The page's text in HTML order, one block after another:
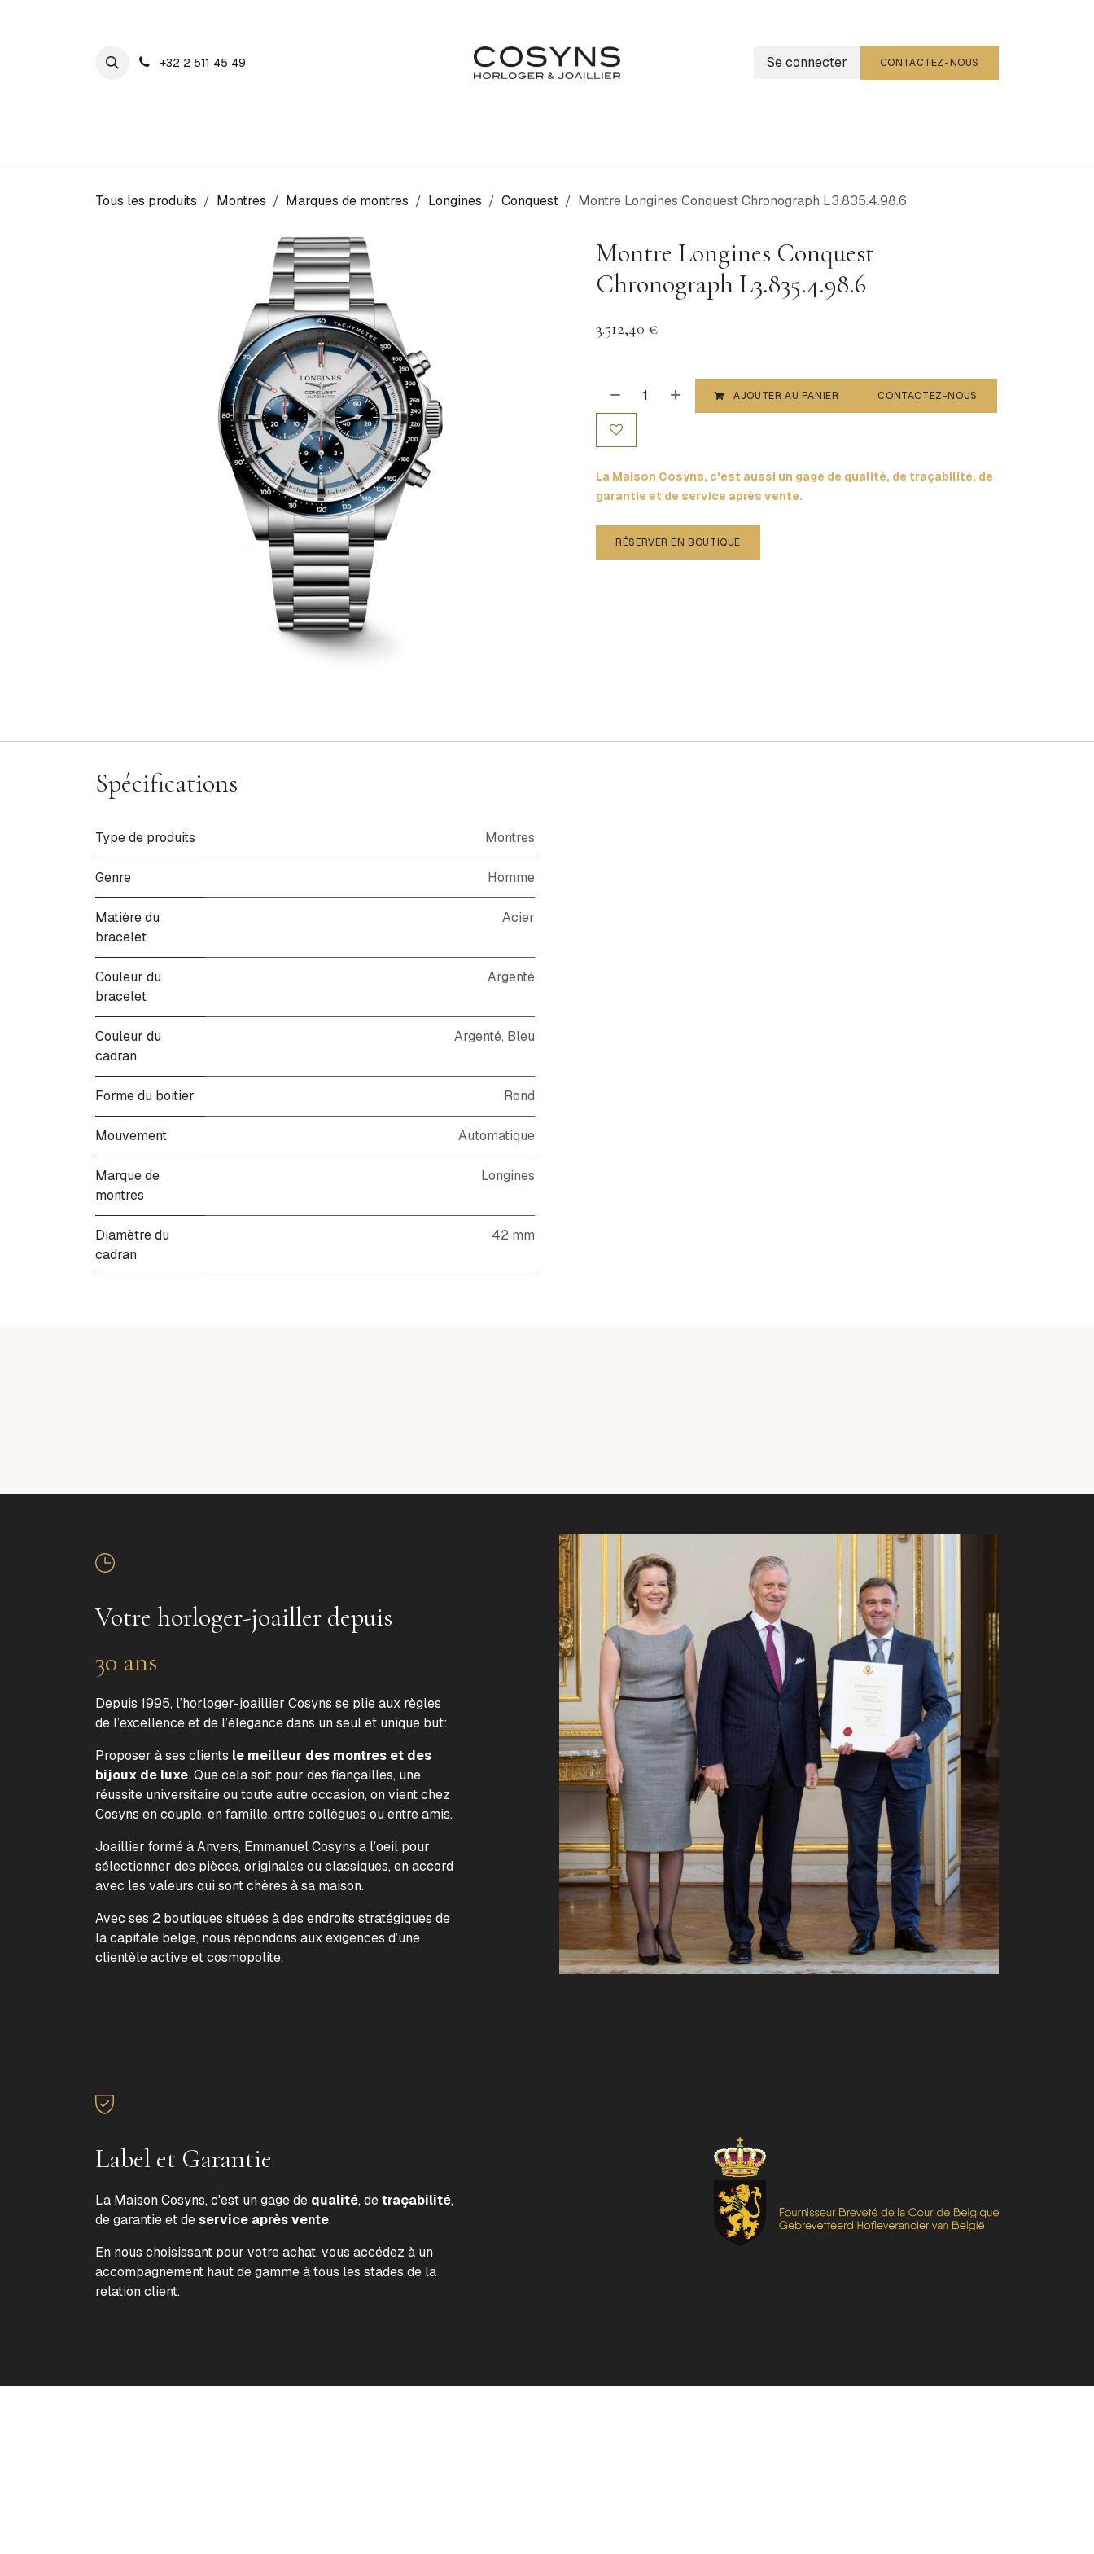
+32 2 511 45 49 Se connecter CONTACTEZ-NOUS
Tous les produits Montres Marques de montres Longines Conquest Montre Longines Conquest Chronograph L3.835.4.98.6
Montre Longines Conquest
Chronograph L3.835.4.98.6
3.512,40 €
AJOUTER AU PANIER CONTACTEZ-NOUS
La Maison Cosyns, c'est aussi un gage de qualité, de traçabilité, de
garantie et de service après vente.
RÉSERVER EN BOUTIQUE
Spécifications
Type de produits Montres
Genre Homme
Matière du
bracelet
Acier
Couleur du
bracelet
Argenté
Couleur du
cadran
Argenté, Bleu
Forme du boitier Rond
Mouvement Automatique
Marque de
montres
Longines
Diamètre du
cadran
42 mm
Votre horloger-joailler depuis
30 ans
Depuis 1995, l’horloger-joaillier Cosyns se plie aux règles
de l’excellence et de l’élégance dans un seul et unique but:
Proposer à ses clients le meilleur des montres et des
bijoux de luxe. Que cela soit pour des fiançailles, une
réussite universitaire ou toute autre occasion, on vient chez
Cosyns en couple, en famille, entre collègues ou entre amis.
Joaillier formé à Anvers, Emmanuel Cosyns a l’oeil pour
sélectionner des pièces, originales ou classiques, en accord
avec les valeurs qui sont chères à sa maison.
Avec ses 2 boutiques situées à des endroits stratégiques de
la capitale belge, nous répondons aux exigences d’une
clientèle active et cosmopolite.
Label et Garantie
La Maison Cosyns, c'est un gage de qualité, detraçabilité,
de garantie et deservice après vente.
En nous choisissant pour votre achat, vous accédez à un
accompagnement haut de gamme à tous les stades de la
relation client.